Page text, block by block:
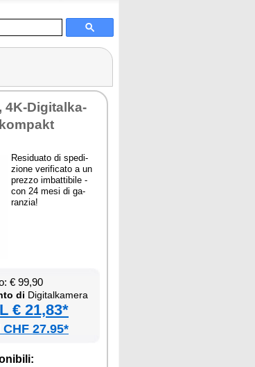
4K-Di­gi­tal­ka­
Re­si­dua­to di spe­di­
zio­ne ve­ri­fi­ca­to a un
prez­zo im­bat­ti­bi­le -
con 24 me­si di ga­
ran­zia!
€ 99,90
di Di­gi­tal­ka­me­ra
€ 21,83*
27.95*